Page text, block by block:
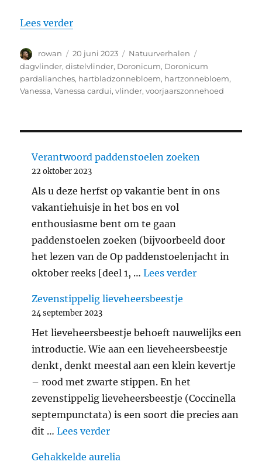
Lees verder“Distelvlinder – Vanessa cardui”
Auteur
rowan
Geplaatst
op
20 juni 2023 Categorieën
Natuurverhalen
dagvlinder,distelvlinder, Doronicum, Doronicum
pardalianches, hartbladzonnebloem, hartzonnebloem,
Vanessa,Vanessa cardui,vlinder,voorjaarszonnehoed
Verantwoord paddenstoelen zoeken
22 oktober 2023
Als u deze herfst op vakantie bent in ons
vakantiehuisje in het bos en vol
enthousiasme bent om te gaan
paddenstoelen zoeken (bijvoorbeeld door
het lezen van de Op paddenstoelenjacht in
oktober reeks [deel 1, …Lees verder
Zevenstippelig lieveheersbeestje
24 september 2023
Het lieveheersbeestje behoeft nauwelijks een
introductie. Wie aan een lieveheersbeestje
denkt, denkt meestal aan een klein kevertje
– rood met zwarte stippen. En het
zevenstippelig lieveheersbeestje (Coccinella
septempunctata) is een soort die precies aan
dit …Lees verder"Zevenstippelig
Gehakkelde aurelia